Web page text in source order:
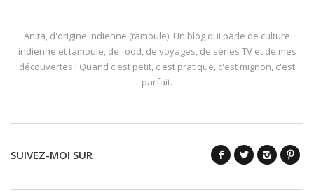
Anita, d'origine indienne (tamoule). Un blog qui parle de culture
indienne et tamoule, de food, de voyages, de séries TV et de mes
découvertes ! Quand c'est petit, c'est pratique, c'est mignon, c'est
parfait.
SUIVEZ-MOI SUR